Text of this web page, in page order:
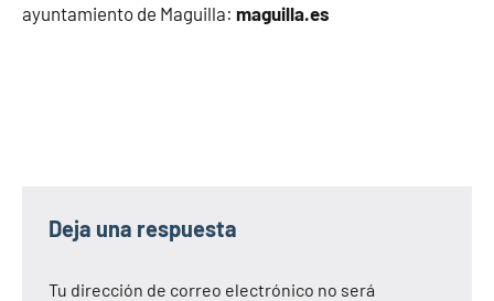
ayuntamiento de Maguilla: maguilla.es
Deja una respuesta
Tu dirección de correo electrónico no será